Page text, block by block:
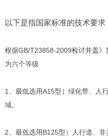
以下是指国家标准的技术要求
根据GB/T23858-2009检讨井盖
为六个等级
1、最低选用A15型）绿化带、人
域。
2、最低选用B125型）人行道、非